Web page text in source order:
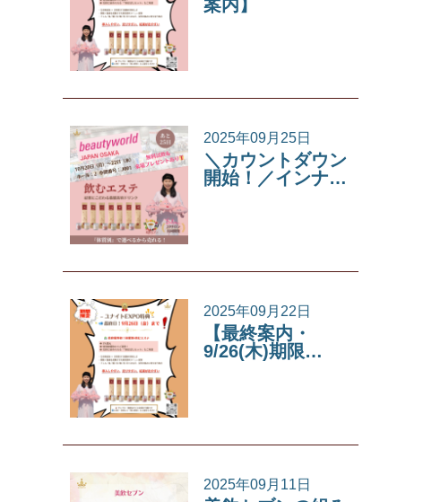
案内】
2025年09月25日
＼カウントダウン
開始！／インナ…
2025年09月22日
【最終案内・
9/26(木)期限…
2025年09月11日